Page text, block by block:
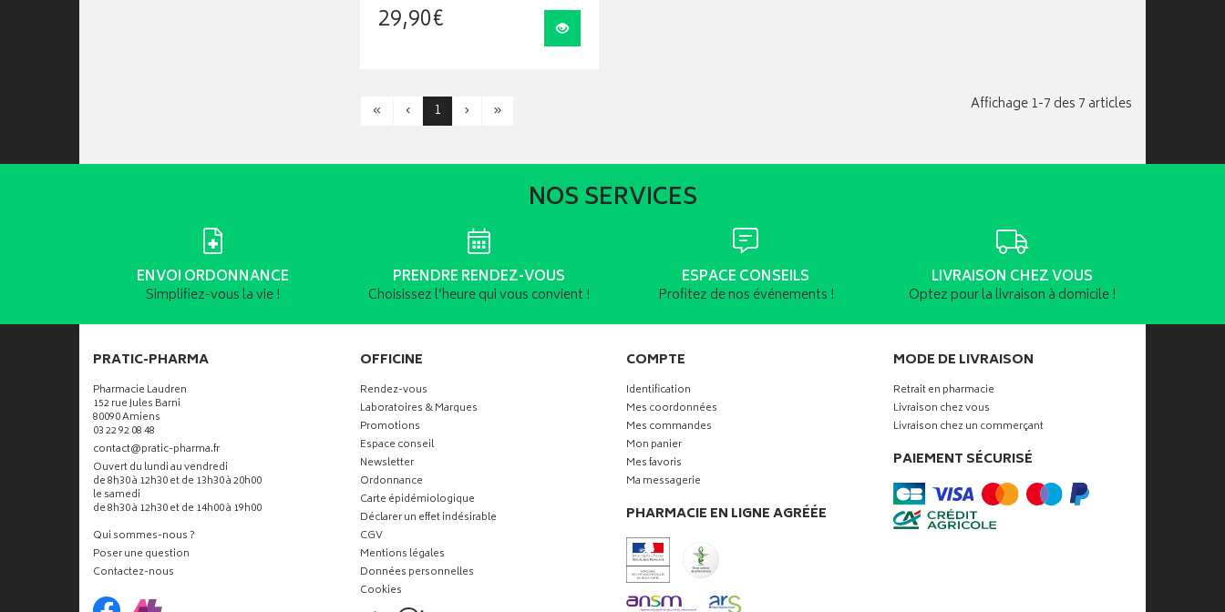
29,90€ Visualiser
« ‹ 1 › » Affichage 1-7 des 7 articles
NOS SERVICES
ENVOI ORDONNANCE
Simplifiez-vous la vie !
PRENDRE RENDEZ-VOUS
Choisissez l’heure qui vous convient !
ESPACE CONSEILS
Profitez de nos événements !
LIVRAISON CHEZ VOUS
Optez pour la livraison à domicile !
PRATIC-PHARMA
Pharmacie Laudren
152 rue Jules Barni
80090 Amiens
03 22 92 08 48
contact-
@-
pratic-pharma.fr
Ouvert du lundi au vendredi
de 8h30 à 12h30 et de 13h30 à 20h00
le samedi
de 8h30 à 12h30 et de 14h00 à 19h00
Qui sommes-nous ?
Poser une question
Contactez-nous
OFFICINE
Rendez-vous
Laboratoires & Marques
Promotions
Espace conseil
Newsletter
Ordonnance
Carte épidémiologique
Déclarer un effet indésirable
CGV
Mentions légales
Données personnelles
Cookies
COMPTE
Identification
Mes coordonnées
Mes commandes
Mon panier
Mes favoris
Ma messagerie
PHARMACIE EN LIGNE AGRÉÉE
MODE DE LIVRAISON
Retrait en pharmacie
Livraison chez vous
Livraison chez un commerçant
PAIEMENT SÉCURISÉ